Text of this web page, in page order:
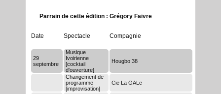
Parrain de cette édition : Grégory Faivre
Date Spectacle Compagnie
29
septembre
Musique
Ivoirienne
[cocktail
d'ouverture]
Hougbo 38
Changement de
programme
[improvisation]
Cie La GALe